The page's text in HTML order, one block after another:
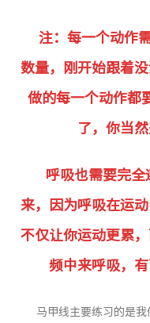
注：每一个动作
数量，刚开始跟着
做的每一个动作都
了，你当
呼吸也需要完
来，因为呼吸在运
不仅让你运动更累
频中来呼吸，
马甲线主要练习的是